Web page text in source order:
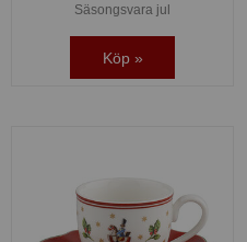
Säsongsvara jul
Köp »